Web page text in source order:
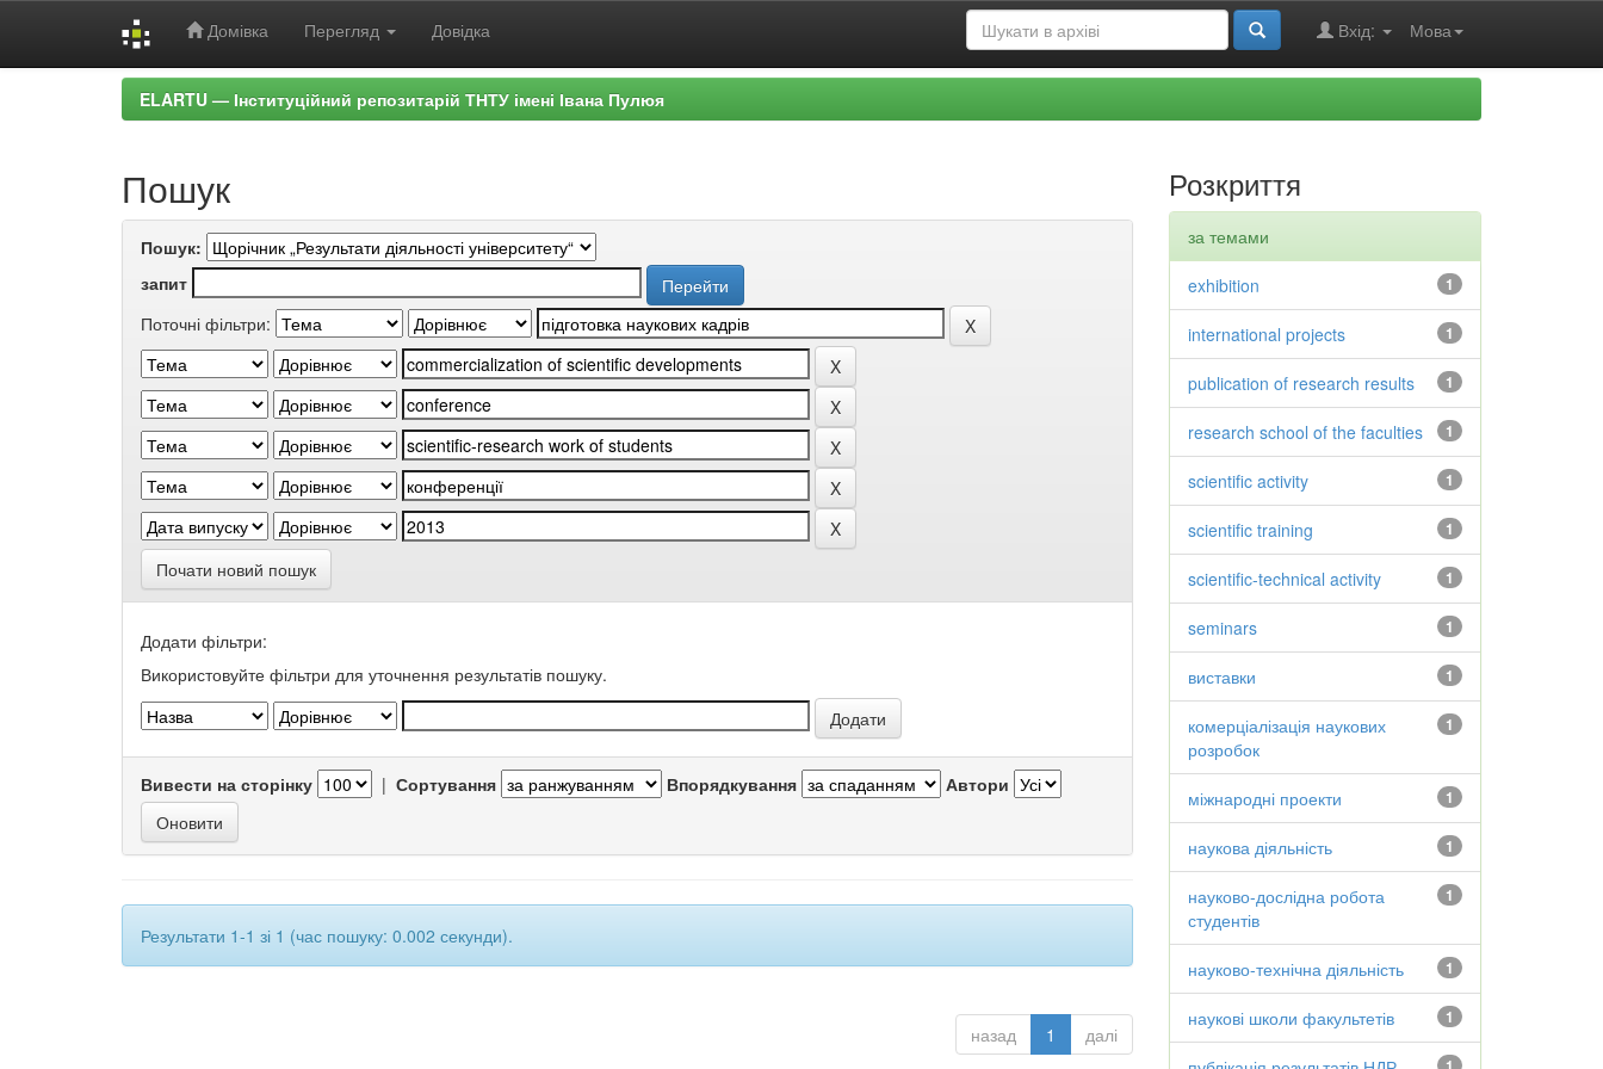
Домівка Перегляд Довідка Мова
Вхід:
ELARTU — Інституційний репозитарій ТНТУ імені Івана Пулюя
Пошук
Пошук:
запит
Поточні фільтри:
Почати новий пошук
Додати фільтри:
Використовуйте фільтри для уточнення результатів пошуку.
Вивести на сторінку | Сортування Впорядкування Автори
Результати 1-1 зі 1 (час пошуку: 0.002 секунди).
назад 1 далі
Розкриття
за темами
1
exhibition
1
international projects
1
publication of research results
1
research school of the faculties
1
scientific activity
1
scientific training
1
scientific-technical activity
1
seminars
1
виставки
1
комерціалізація наукових
розробок
1
міжнародні проекти
1
наукова діяльність
1
науково-дослідна робота
студентів
1
науково-технічна діяльність
1
наукові школи факультетів